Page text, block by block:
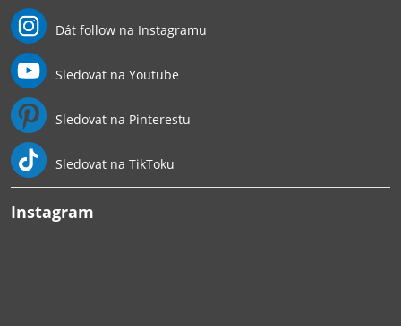
Dát follow na Instagramu
Sledovat na Youtube
Sledovat na Pinterestu
Sledovat na TikToku
Instagram